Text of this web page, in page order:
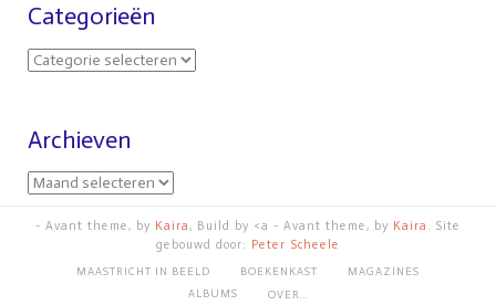
Categorieën
Archieven
- Avant theme, by Kaira, Build by <a - Avant theme, by Kaira . Site
gebouwd door:
Peter Scheele
MAASTRICHT IN BEELD BOEKENKAST
MAGAZINES
ALBUMS
OVER…